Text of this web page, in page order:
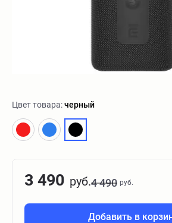
Цвет товара:черный
3 490 руб.4 490 руб.
Добавить в